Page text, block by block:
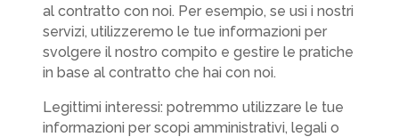
al contratto con noi. Per esempio, se usi i nostri
servizi, utilizzeremo le tue informazioni per
svolgere il nostro compito e gestire le pratiche
in base al contratto che hai con noi.
Legittimi interessi: potremmo utilizzare le tue
informazioni per scopi amministrativi, legali o